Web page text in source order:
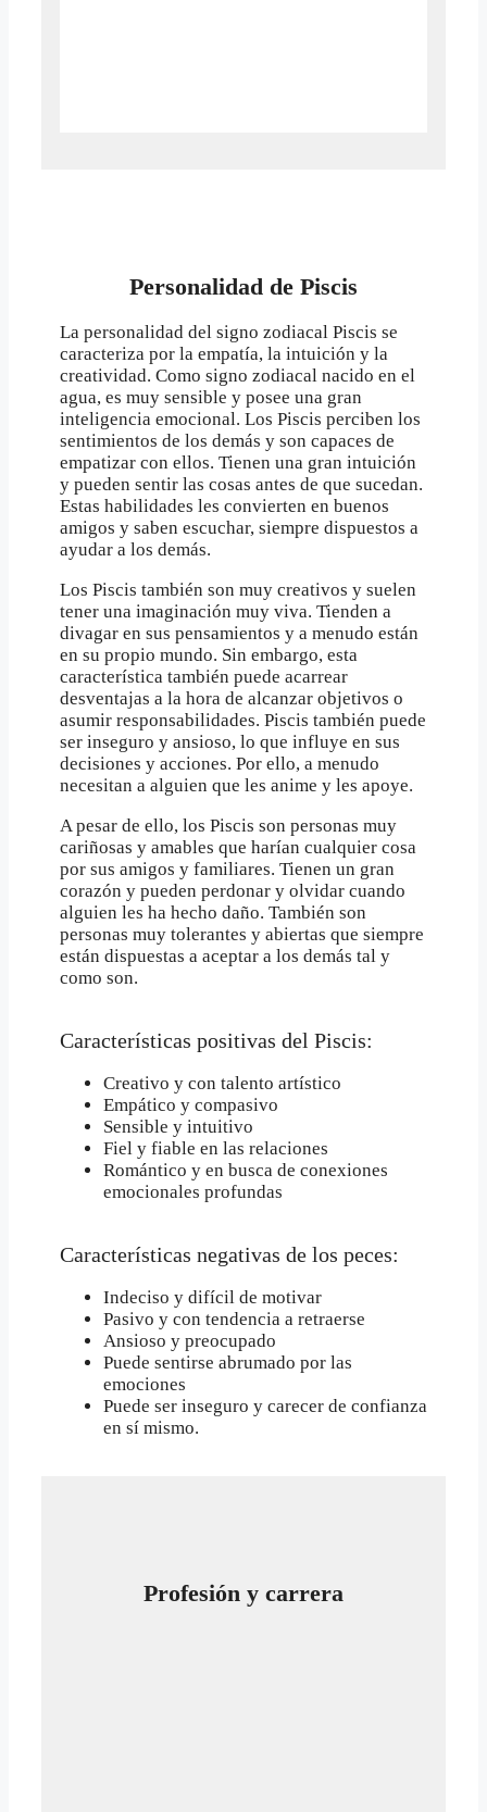
Personalidad de Piscis
La personalidad del signo zodiacal Piscis se
caracteriza por la empatía, la intuición y la
creatividad. Como signo zodiacal nacido en el
agua, es muy sensible y posee una gran
inteligencia emocional. Los Piscis perciben los
sentimientos de los demás y son capaces de
empatizar con ellos. Tienen una gran intuición
y pueden sentir las cosas antes de que sucedan.
Estas habilidades les convierten en buenos
amigos y saben escuchar, siempre dispuestos a
ayudar a los demás.
Los Piscis también son muy creativos y suelen
tener una imaginación muy viva. Tienden a
divagar en sus pensamientos y a menudo están
en su propio mundo. Sin embargo, esta
característica también puede acarrear
desventajas a la hora de alcanzar objetivos o
asumir responsabilidades. Piscis también puede
ser inseguro y ansioso, lo que influye en sus
decisiones y acciones. Por ello, a menudo
necesitan a alguien que les anime y les apoye.
A pesar de ello, los Piscis son personas muy
cariñosas y amables que harían cualquier cosa
por sus amigos y familiares. Tienen un gran
corazón y pueden perdonar y olvidar cuando
alguien les ha hecho daño. También son
personas muy tolerantes y abiertas que siempre
están dispuestas a aceptar a los demás tal y
como son.
Características positivas del Piscis:
Creativo y con talento artístico
Empático y compasivo
Sensible y intuitivo
Fiel y fiable en las relaciones
Romántico y en busca de conexiones
emocionales profundas
Características negativas de los peces:
Indeciso y difícil de motivar
Pasivo y con tendencia a retraerse
Ansioso y preocupado
Puede sentirse abrumado por las
emociones
Puede ser inseguro y carecer de confianza
en sí mismo.
Profesión y carrera